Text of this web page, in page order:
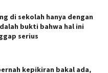
di sekolah hanya dengan
bukti bahwa hal ini
serius
kepikiran bakal ada,